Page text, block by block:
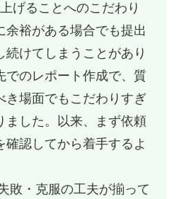
げることへのこだわり
余裕がある場合でも提出
続けてしまうことがあり
でのレポート作成で、質
き場面でもこだわりすぎ
ました。以来、まず依頼
確認してから着手するよ
敗・克服の工夫が揃って